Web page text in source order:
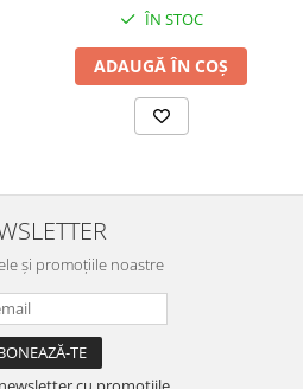
ÎN STOC
ADAUGĂ ÎN COȘ
și promoțiile noastre